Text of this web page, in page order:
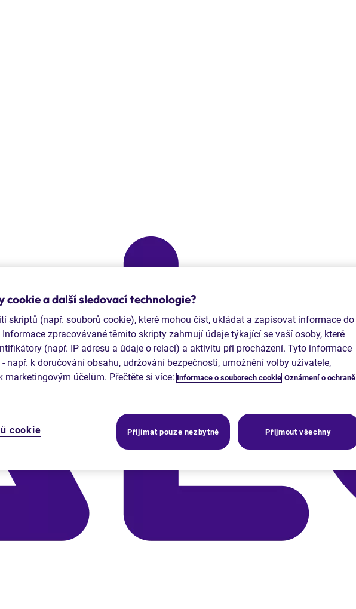
cookie a další sledovací technologie?
skriptů (např. souborů cookie), které mohou číst, ukládat a zapisovat informace do
zpracovávané těmito skripty zahrnují údaje týkající se vaší osoby, které
(např. IP adresu a údaje o relaci) a aktivitu při procházení. Tyto informace
např. k doručování obsahu, udržování bezpečnosti, umožnění volby uživatele,
účelům. Přečtěte si více: Informace o souborech cookie Oznámení o ochraně
cookie Přijímat pouze nezbytné Přijmout všechny